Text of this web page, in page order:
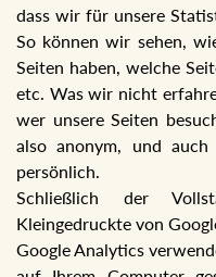
dass wir für unsere
So können wir sehen,
Seiten haben, welche
etc. Was wir nicht
wer unsere Seiten
also anonym, und
persönlich.
Schließlich der
Kleingedruckte von
Google Analytics